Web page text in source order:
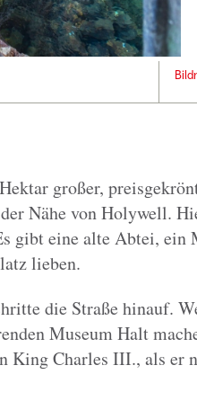
großer,
Nähe von Holywell.
gibt eine alte Abtei, ein
lieben.
die Straße hinauf.
Museum Halt
King Charles III., als er